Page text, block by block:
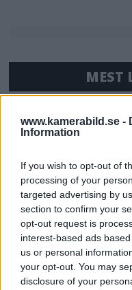
www.kamerabild.se -
Information
If you wish to opt-out of
processing of your
targeted advertising by
section to confirm your
opt-out request is
interest-based ads
us or personal
your opt-out. You may
disclosure of your
MEST
12